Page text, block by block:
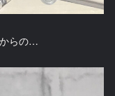
らの…